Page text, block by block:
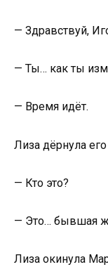
— Здравствуй,
— Ты… как ты
— Время идёт.
Лиза дёрнула его
— Кто это?
— Это… бывшая
Лиза окинула